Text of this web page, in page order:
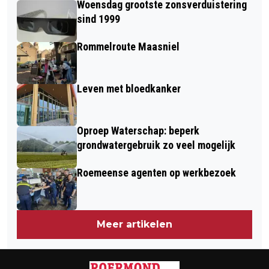
SINFONIETTA EN ZEVEN
GETALENTEERDE SOLISTEN
NAAR SEPTEMBER 2025
Woensdag grootste zonsverduistering
sind 1999
Rommelroute Maasniel
Leven met bloedkanker
Oproep Waterschap: beperk
grondwatergebruik zo veel mogelijk
Roemeense agenten op werkbezoek
Meer artikelen